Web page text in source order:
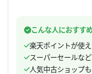
こんな人におすす
楽天ポイントが使
スーパーセールな
人気中古ショップ